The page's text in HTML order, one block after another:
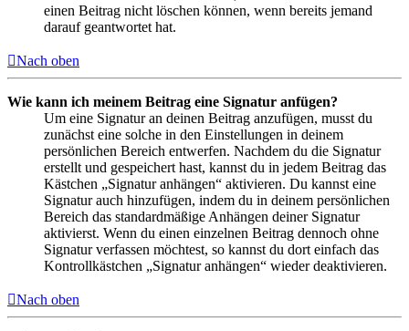
einen Beitrag nicht löschen können, wenn bereits jemand
darauf geantwortet hat.
Nach oben
Wie kann ich meinem Beitrag eine Signatur anfügen?
Um eine Signatur an deinen Beitrag anzufügen, musst du
zunächst eine solche in den Einstellungen in deinem
persönlichen Bereich entwerfen. Nachdem du die Signatur
erstellt und gespeichert hast, kannst du in jedem Beitrag das
Kästchen „Signatur anhängen“ aktivieren. Du kannst eine
Signatur auch hinzufügen, indem du in deinem persönlichen
Bereich das standardmäßige Anhängen deiner Signatur
aktivierst. Wenn du einen einzelnen Beitrag dennoch ohne
Signatur verfassen möchtest, so kannst du dort einfach das
Kontrollkästchen „Signatur anhängen“ wieder deaktivieren.
Nach oben